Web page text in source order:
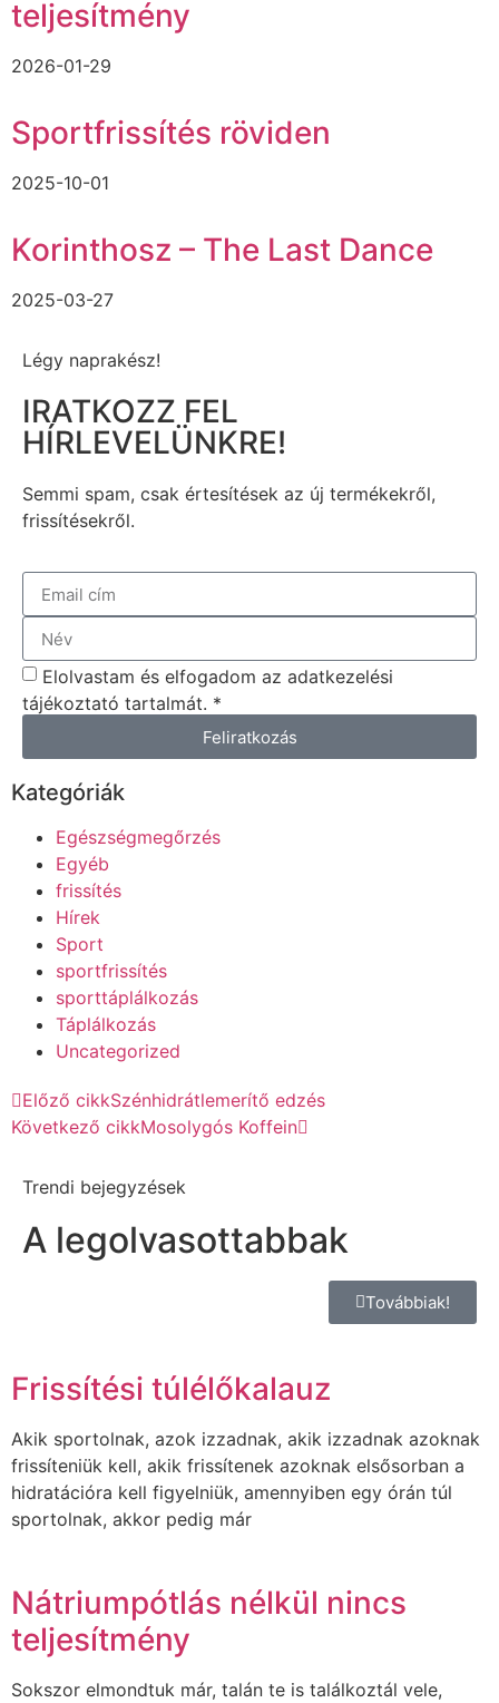
teljesítmény
2026-01-29
Sportfrissítés röviden
2025-10-01
Korinthosz – The Last Dance
2025-03-27
Légy naprakész!
IRATKOZZ FEL
HÍRLEVELÜNKRE!
Semmi spam, csak értesítések az új termékekről,
frissítésekről.
Elolvastam és elfogadom az adatkezelési
tájékoztató tartalmát. *
Feliratkozás
Kategóriák
Egészségmegőrzés
Egyéb
frissítés
Hírek
Sport
sportfrissítés
sporttáplálkozás
Táplálkozás
Uncategorized
Előző cikkSzénhidrátlemerítő edzés
Következő cikkMosolygós Koffein
Trendi bejegyzések
A legolvasottabbak
Továbbiak!
Frissítési túlélőkalauz
Akik sportolnak, azok izzadnak, akik izzadnak azoknak
frissíteniük kell, akik frissítenek azoknak elsősorban a
hidratációra kell figyelniük, amennyiben egy órán túl
sportolnak, akkor pedig már
Nátriumpótlás nélkül nincs
teljesítmény
Sokszor elmondtuk már, talán te is találkoztál vele,